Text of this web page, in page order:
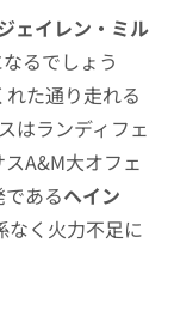
ェイレン・ミル
るでしょう
た通り走れる
はランディフェ
A&M大オフェ
あるヘイン
なく火力不足に